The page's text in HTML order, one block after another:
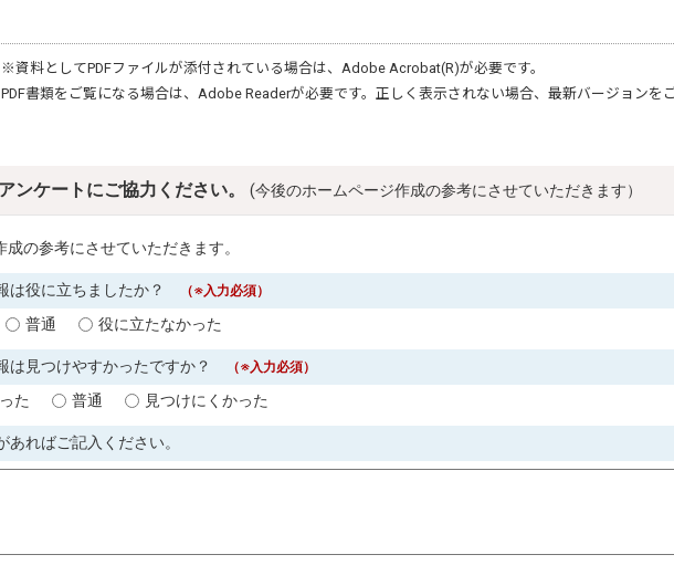
※資料としてPDFファイルが添付されている場合は、 Adobe Acrobat(R)が必要です。
PDF書類をご覧になる場合は、 Adobe Readerが必要です。正しく表示されない場合、最新バージョンを